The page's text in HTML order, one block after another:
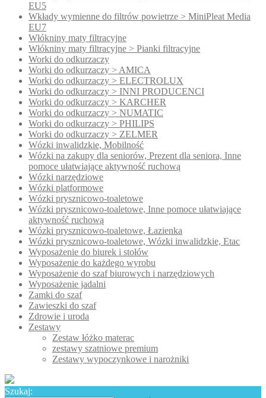
EU5
Wkłady wymienne do filtrów powietrze > MiniPleat Media
EU7
Włókniny maty filtracyjne
Włókniny maty filtracyjne > Pianki filtracyjne
Worki do odkurzaczy
Worki do odkurzaczy > AMICA
Worki do odkurzaczy > ELECTROLUX
Worki do odkurzaczy > INNI PRODUCENCI
Worki do odkurzaczy > KARCHER
Worki do odkurzaczy > NUMATIC
Worki do odkurzaczy > PHILIPS
Worki do odkurzaczy > ZELMER
Wózki inwalidzkie, Mobilność
Wózki na zakupy dla seniorów, Prezent dla seniora, Inne
pomoce ułatwiające aktywność ruchową
Wózki narzędziowe
Wózki platformowe
Wózki prysznicowo-toaletowe
Wózki prysznicowo-toaletowe, Inne pomoce ułatwiające
aktywność ruchową
Wózki prysznicowo-toaletowe, Łazienka
Wózki prysznicowo-toaletowe, Wózki inwalidzkie, Etac
Wyposażenie do biurek i stołów
Wyposażenie do każdego wyrobu
Wyposażenie do szaf biurowych i narzędziowych
Wyposażenie jadalni
Zamki do szaf
Zawieszki do szaf
Zdrowie i uroda
Zestawy
Zestaw łóżko materac
zestawy szatniowe premium
Zestawy wypoczynkowe i narożniki
Szukaj: